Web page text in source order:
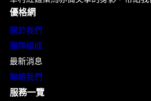
優格網
關於我們
團隊組成
最新消息
聯絡我們
服務一覽